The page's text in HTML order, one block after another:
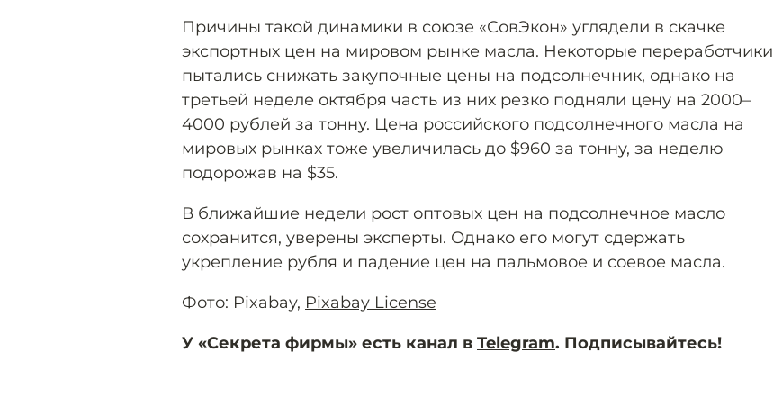
Причины такой динамики в союзе «СовЭкон» углядели в скачке
экспортных цен на мировом рынке масла. Некоторые переработчики
пытались снижать закупочные цены на подсолнечник, однако на
третьей неделе октября часть из них резко подняли цену на 2000–
4000 рублей за тонну. Цена российского подсолнечного масла на
мировых рынках тоже увеличилась до $960 за тонну, за неделю
подорожав на $35.
В ближайшие недели рост оптовых цен на подсолнечное масло
сохранится, уверены эксперты. Однако его могут сдержать
укрепление рубля и падение цен на пальмовое и соевое масла.
Фото: Pixabay, Pixabay License
У «Секрета фирмы» есть канал в Telegram. Подписывайтесь!